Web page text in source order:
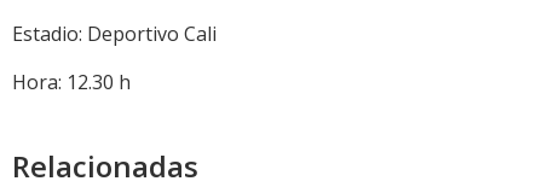
Estadio: Deportivo Cali
Hora: 12.30 h
Relacionadas